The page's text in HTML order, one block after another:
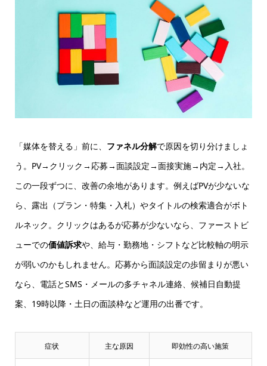
「媒体を替える」前に、 ファネル分解で原因を切り分けましょ
う。PV→クリック→応募→面談設定→面接実施→内定→入社。
この一段ずつに、改善の余地があります。例えばPVが少ないな
ら、露出（プラン・特集・入札）やタイトルの検索適合がボト
ルネック。クリックはあるが応募が少ないなら、ファーストビ
ューでの価値訴求や、給与・勤務地・シフトなど比較軸の明示
が弱いのかもしれません。応募から面談設定の歩留まりが悪い
なら、電話とSMS・メールの多チャネル連絡、候補日自動提
案、19時以降・土日の面談枠など運用の出番です。
症状 主な原因 即効性の高い施策